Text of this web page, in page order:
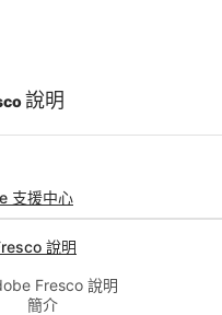
說明
支援中心
說明
Fresco 說明
簡介